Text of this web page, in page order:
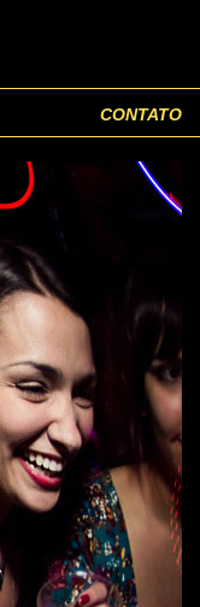
CONTATO